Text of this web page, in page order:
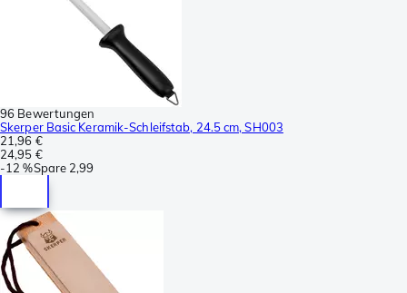
96 Bewertungen
Skerper Basic Keramik-Schleifstab, 24.5 cm, SH003
21,96 €
24,95 €
-12 %Spare 2,99